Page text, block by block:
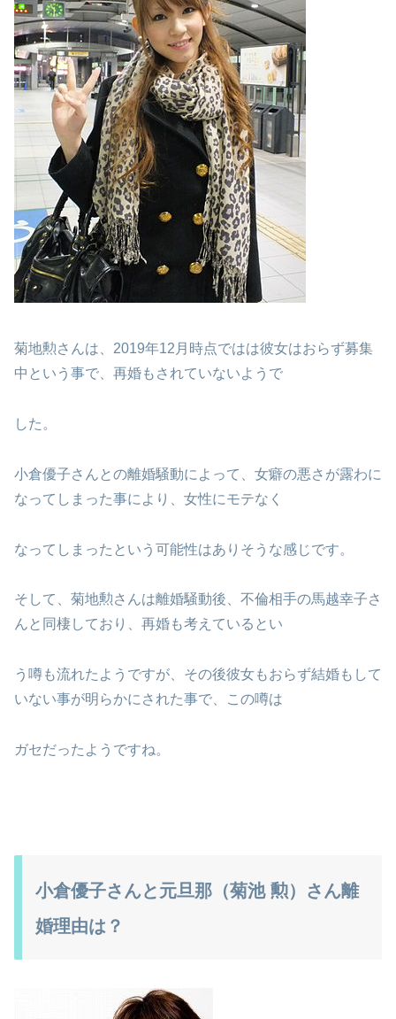
菊地勲さんは、2019年12月時点ではは彼女はおらず募集
中という事で、再婚もされていないようで
した。
小倉優子さんとの離婚騒動によって、女癖の悪さが露わに
なってしまった事により、女性にモテなく
なってしまったという可能性はありそうな感じです。
そして、菊地勲さんは離婚騒動後、不倫相手の馬越幸子さ
んと同棲しており、再婚も考えているとい
う噂も流れたようですが、その後彼女もおらず結婚もして
いない事が明らかにされた事で、この噂は
ガセだったようですね。
小倉優子さんと元旦那（菊池 勲）さん離
婚理由は？